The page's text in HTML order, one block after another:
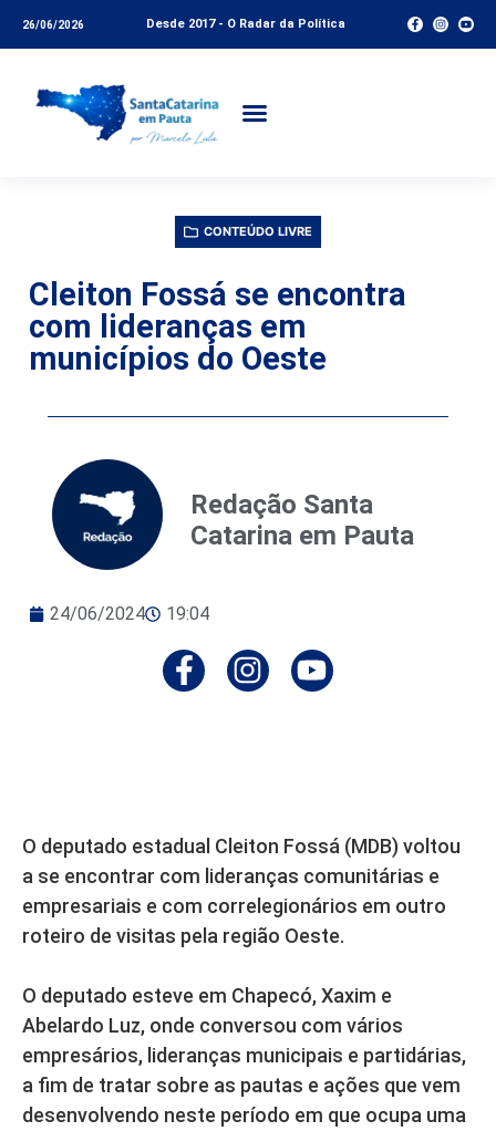
26/06/2026 Desde 2017 - O Radar da Política
CONTEÚDO LIVRE
Cleiton Fossá se encontra
com lideranças em
municípios do Oeste
Redação Santa
Catarina em Pauta
24/06/2024 19:04
O deputado estadual Cleiton Fossá (MDB) voltou
a se encontrar com lideranças comunitárias e
empresariais e com correlegionários em outro
roteiro de visitas pela região Oeste.
O deputado esteve em Chapecó, Xaxim e
Abelardo Luz, onde conversou com vários
empresários, lideranças municipais e partidárias,
a fim de tratar sobre as pautas e ações que vem
desenvolvendo neste período em que ocupa uma